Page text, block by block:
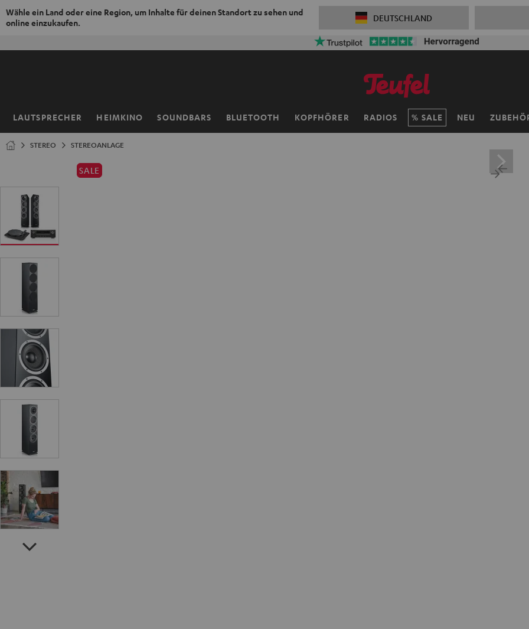
Wähle ein Land oder eine Region, um Inhalte für deinen Standort zu sehen und
online einzukaufen.
DEUTSCHLAND
LAUTSPRECHER HEIMKINO SOUNDBARS BLUETOOTH KOPFHÖRER RADIOS SALE NEU
Startseite
STEREO STEREOANLAGE
SALE